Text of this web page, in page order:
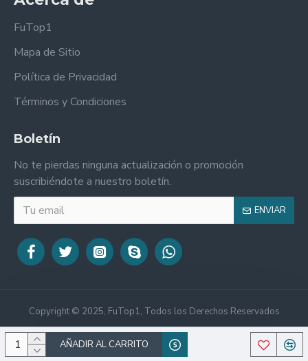
AÑADIR AL CARRITO
FuTop1
Mapa de Sitio
Política de Privacidad
Términos y Condiciones
Boletín
No te pierdas ninguna actualización o promoción
suscribiéndote a nuestro boletín.
ENVIAR
Copyright © 2025, FuTop1, Todos los Derechos Reservados